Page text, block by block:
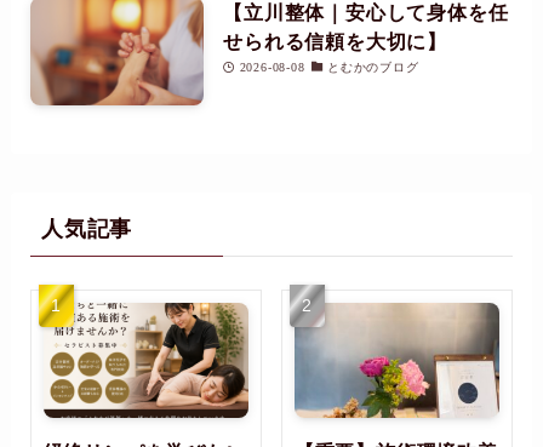
【立川整体｜安心して身体を任
せられる信頼を大切に】
2026-08-08 とむかのブログ
人気記事